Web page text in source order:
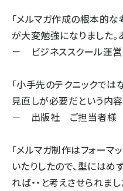
「メルマガ作成の根本的な
が大変勉強になりました。
－ ビジネススクール運
「小手先のテクニックでは
見直しが必要だという内
－ 出版社 ご担当者様
「メルマガ制作はフォーマ
いたりしたので、型には
れば・・と考えさせられまし